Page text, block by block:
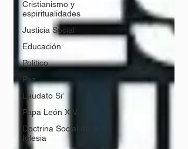
Cristianismo y
espiritualidades
Justicia Social
Educación
Político
Paz
Laudato Si'
Papa León XIV
Doctrina Social de la
Iglesia